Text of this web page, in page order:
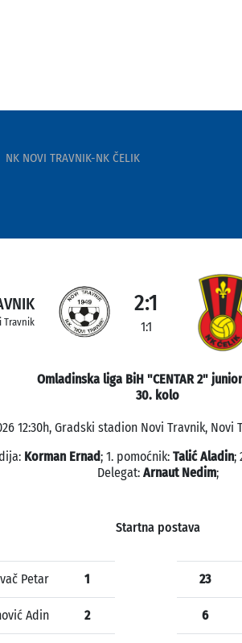
NK NOVI TRAVNIK-NK ČELIK
Travnik
2:1
1:1
Omladinska liga BiH "CENTAR 2"
30. kolo
12:30h, Gradski stadion Novi Travnik, Novi
Korman Ernad; 1. pomoćnik: Talić Aladin;
Delegat: Arnaut Nedim;
Startna postava
Petar 1
Adin 2
23
6